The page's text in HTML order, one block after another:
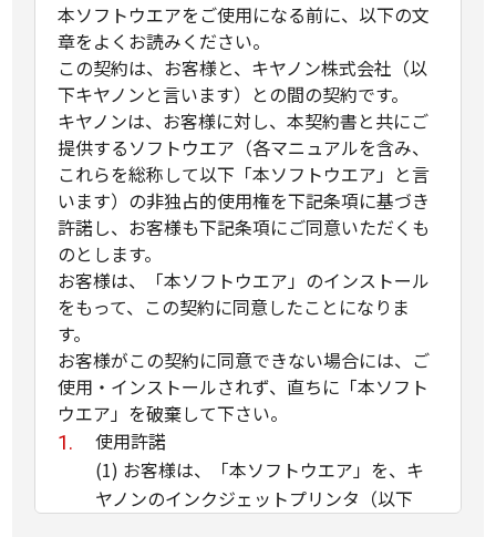
本ソフトウエアをご使用になる前に、以下の文
章をよくお読みください。
この契約は、お客様と、キヤノン株式会社（以
下キヤノンと言います）との間の契約です。
キヤノンは、お客様に対し、本契約書と共にご
提供するソフトウエア（各マニュアルを含み、
これらを総称して以下「本ソフトウエア」と言
います）の非独占的使用権を下記条項に基づき
許諾し、お客様も下記条項にご同意いただくも
のとします。
お客様は、「本ソフトウエア」のインストール
をもって、この契約に同意したことになりま
す。
お客様がこの契約に同意できない場合には、ご
使用・インストールされず、直ちに「本ソフト
ウエア」を破棄して下さい。
使用許諾
(1) お客様は、「本ソフトウエア」を、キ
ヤノンのインクジェットプリンタ（以下